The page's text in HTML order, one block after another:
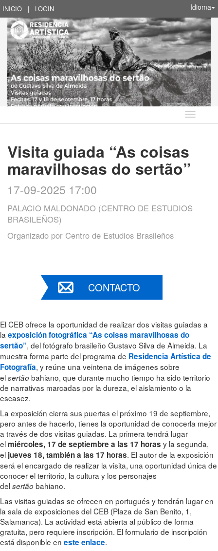
INICIO | LOGIN Idioma
Idioma
Visita guiada “As coisas
maravilhosas do sertão”
17-09-2025 17:00
PALACIO MALDONADO (CENTRO DE ESTUDIOS
BRASILEÑOS)
Organizado por Centro de Estudios Brasileños
CONTACTO
El CEB ofrece la oportunidad de realizar dos visitas guiadas a
la exposición fotográfica “As coisas maravilhosas do
sertão”, del fotógrafo brasileño Gustavo Silva de Almeida. La
muestra forma parte del programa de Residencia Artística de
Fotografía, y reúne una veintena de imágenes sobre
elsertão bahiano, que durante mucho tiempo ha sido territorio
de narrativas marcadas por la dureza, el aislamiento o la
escasez.
La exposición cierra sus puertas el próximo 19 de septiembre,
pero antes de hacerlo, tienes la oportunidad de conocerla mejor
a través de dos visitas guiadas. La primera tendrá lugar
el miércoles, 17 de septiembre a las 17 horas y la segunda,
el jueves 18, también a las 17 horas. El autor de la exposición
será el encargado de realizar la visita, una oportunidad única de
conocer el territorio, la cultura y los personajes
delsertão bahiano.
Las visitas guiadas se ofrecen en portugués y tendrán lugar en
la sala de exposiciones del CEB (Plaza de San Benito, 1,
Salamanca). La actividad está abierta al público de forma
gratuita, pero requiere inscripción. El formulario de inscripción
está disponible en este enlace.